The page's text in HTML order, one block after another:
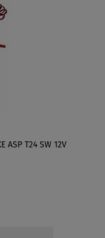
ASP T24 SW 12V